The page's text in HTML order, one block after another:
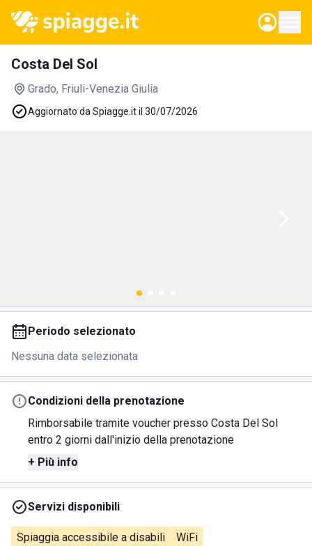
Costa Del Sol
Grado, Friuli-Venezia Giulia
Aggiornato da Spiagge.it il 30/07/2026
Periodo selezionato
Nessuna data selezionata
Condizioni della prenotazione
Rimborsabile tramite voucher presso Costa Del Sol
entro 2 giorni dall'inizio della prenotazione
+ Più info
Servizi disponibili
Spiaggia accessibile a disabili WiFi